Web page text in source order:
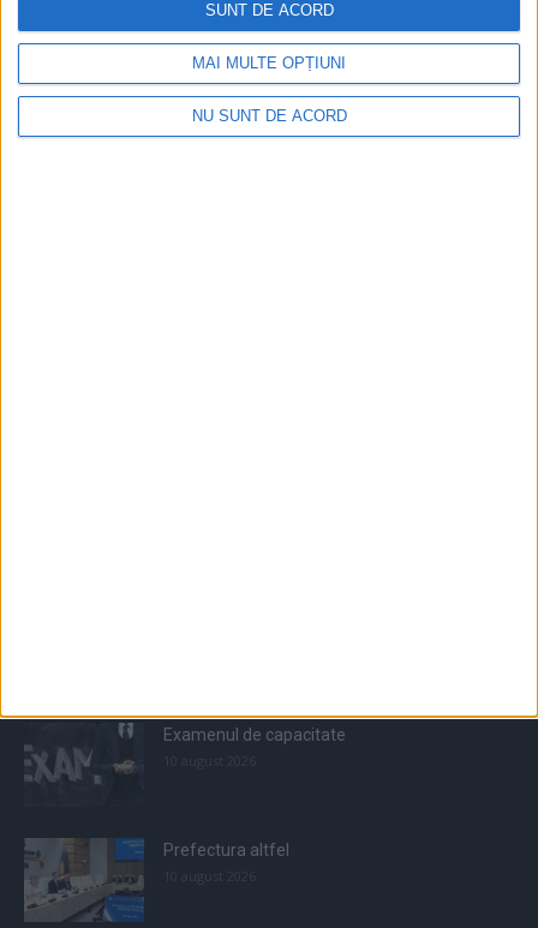
MAI MULTE OPȚIUNI
NU SUNT DE ACORD
SUNT DE ACORD
Examenul de capacitate
Prefectura altfel